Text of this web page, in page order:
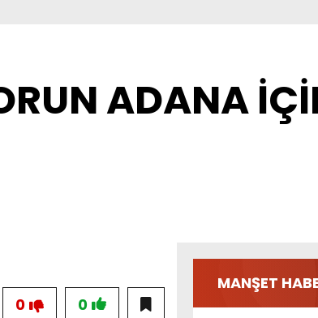
ADANA
MANŞET
0
0